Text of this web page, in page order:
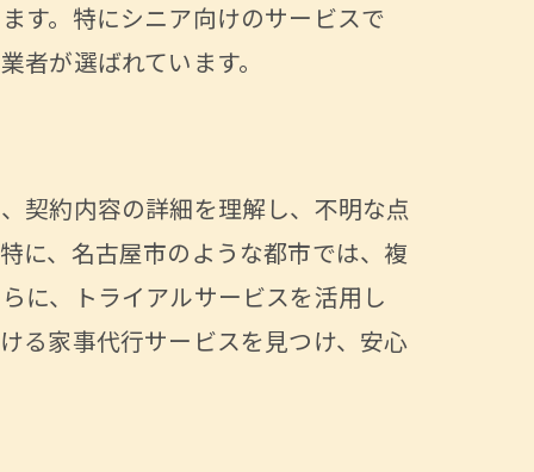
す。特にシニア向けのサービスで
が選ばれています。
契約内容の詳細を理解し、不明な点
に、名古屋市のような都市では、複
に、トライアルサービスを活用し
る家事代行サービスを見つけ、安心